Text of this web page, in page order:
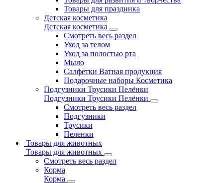
Товары для праздника
Детская косметика
Детская косметика
Смотреть весь раздел
Уход за телом
Уход за полостью рта
Мыло
Салфетки Ватная продукция
Подарочные наборы Косметика
Подгузники Трусики Пелёнки
Подгузники Трусики Пелёнки
Смотреть весь раздел
Подгузники
Трусики
Пеленки
Товары для животных
Товары для животных
Смотреть весь раздел
Корма
Корма